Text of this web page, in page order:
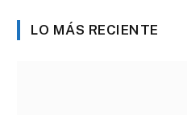
LO MÁS RECIENTE